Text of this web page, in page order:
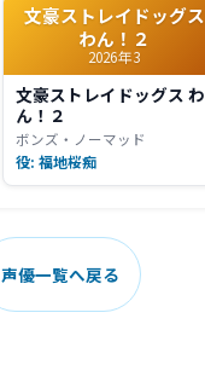
文豪ストレイドッグス
わん！２
2026年3
文豪ストレイドッグス わ
ん！２
ボンズ・ノーマッド
役: 福地桜痴
声優一覧へ戻る